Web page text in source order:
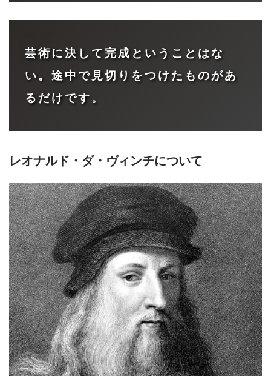
芸術に決して完成ということはな
い。途中で見切りをつけたものがあ
るだけです。
レオナルド・ダ・ヴィンチについて